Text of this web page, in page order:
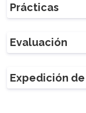
Prácticas
Evaluación
Expedición